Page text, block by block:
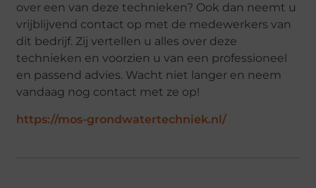
over een van deze technieken? Ook dan neemt u
vrijblijvend contact op met de medewerkers van
dit bedrijf. Zij vertellen u alles over deze
technieken en voorzien u van een professioneel
en passend advies. Wacht niet langer en neem
vandaag nog contact met ze op!
https://mos-grondwatertechniek.nl/